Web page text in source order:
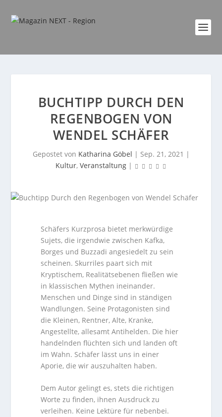
BUCHTIPP DURCH DEN
REGENBOGEN VON
WENDEL SCHÄFER
Gepostet von Katharina Göbel | Sep. 21, 2021 |
Kultur, Veranstaltung|
Schäfers Kurzprosa bietet merkwürdige
Sujets, die irgendwie zwischen Kafka,
Borges und Buzzadi angesiedelt zu sein
scheinen. Skurriles paart sich mit
Kryptischem, Realitätsebenen fließen wie
in klassischen Mythen ineinander.
Menschen und Dinge sind in ständigen
Wandlungen. Seine Protagonisten sind
die Kleinen, Rentner, Alte, Kranke,
Angestellte, allesamt Antihelden. Die hier
handelnden flüchten sich und landen oft
im Wahn. Schäfer lässt uns in einer
Aporie, die wir auszuhalten haben.
Dem Autor gelingt es, stets die richtigen
Worte zu finden, ihnen Ausdruck zu
verleihen. Keine Lektüre für nebenbei.